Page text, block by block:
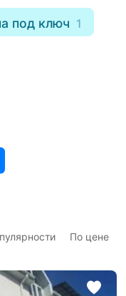
под ключ 1
По цене